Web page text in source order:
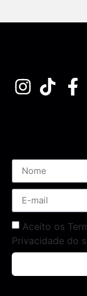
Aceito os
Privacidade do